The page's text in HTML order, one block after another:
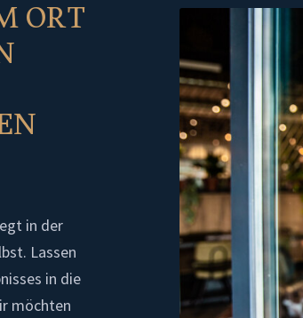
ORT
in der
Lassen
in die
möchten